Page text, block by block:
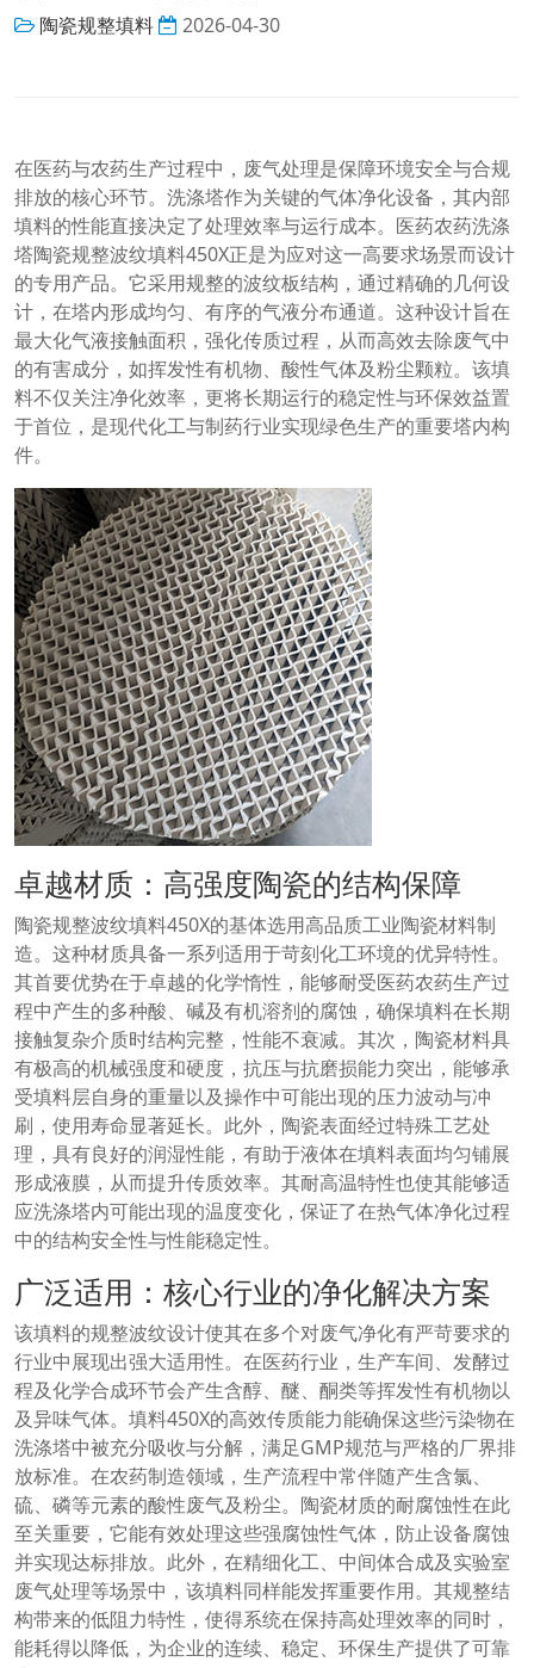
陶瓷规整填料 2026-04-30
在医药与农药生产过程中，废气处理是保障环境安全与合规
排放的核心环节。洗涤塔作为关键的气体净化设备，其内部
填料的性能直接决定了处理效率与运行成本。医药农药洗涤
塔陶瓷规整波纹填料450X正是为应对这一高要求场景而设计
的专用产品。它采用规整的波纹板结构，通过精确的几何设
计，在塔内形成均匀、有序的气液分布通道。这种设计旨在
最大化气液接触面积，强化传质过程，从而高效去除废气中
的有害成分，如挥发性有机物、酸性气体及粉尘颗粒。该填
料不仅关注净化效率，更将长期运行的稳定性与环保效益置
于首位，是现代化工与制药行业实现绿色生产的重要塔内构
件。
卓越材质：高强度陶瓷的结构保障
陶瓷规整波纹填料450X的基体选用高品质工业陶瓷材料制
造。这种材质具备一系列适用于苛刻化工环境的优异特性。
其首要优势在于卓越的化学惰性，能够耐受医药农药生产过
程中产生的多种酸、碱及有机溶剂的腐蚀，确保填料在长期
接触复杂介质时结构完整，性能不衰减。其次，陶瓷材料具
有极高的机械强度和硬度，抗压与抗磨损能力突出，能够承
受填料层自身的重量以及操作中可能出现的压力波动与冲
刷，使用寿命显著延长。此外，陶瓷表面经过特殊工艺处
理，具有良好的润湿性能，有助于液体在填料表面均匀铺展
形成液膜，从而提升传质效率。其耐高温特性也使其能够适
应洗涤塔内可能出现的温度变化，保证了在热气体净化过程
中的结构安全性与性能稳定性。
广泛适用：核心行业的净化解决方案
该填料的规整波纹设计使其在多个对废气净化有严苛要求的
行业中展现出强大适用性。在医药行业，生产车间、发酵过
程及化学合成环节会产生含醇、醚、酮类等挥发性有机物以
及异味气体。填料450X的高效传质能力能确保这些污染物在
洗涤塔中被充分吸收与分解，满足GMP规范与严格的厂界排
放标准。在农药制造领域，生产流程中常伴随产生含氯、
硫、磷等元素的酸性废气及粉尘。陶瓷材质的耐腐蚀性在此
至关重要，它能有效处理这些强腐蚀性气体，防止设备腐蚀
并实现达标排放。此外，在精细化工、中间体合成及实验室
废气处理等场景中，该填料同样能发挥重要作用。其规整结
构带来的低阻力特性，使得系统在保持高处理效率的同时，
能耗得以降低，为企业的连续、稳定、环保生产提供了可靠